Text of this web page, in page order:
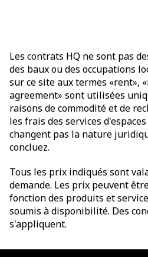
Les contrats HQ ne sont pas
des baux ou des occupations
sur ce site aux termes «rent»,
agreement» sont utilisées
raisons de commodité et de
les frais des services
changent pas la nature
concluez.
Tous les prix indiqués sont
demande. Les prix peuvent
fonction des produits et
soumis à disponibilité. Des
s'appliquent.